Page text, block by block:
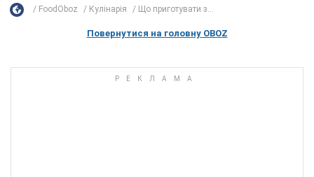
FoodOboz Кулінарія Що приготувати з...
Повернутися на головну OBOZ